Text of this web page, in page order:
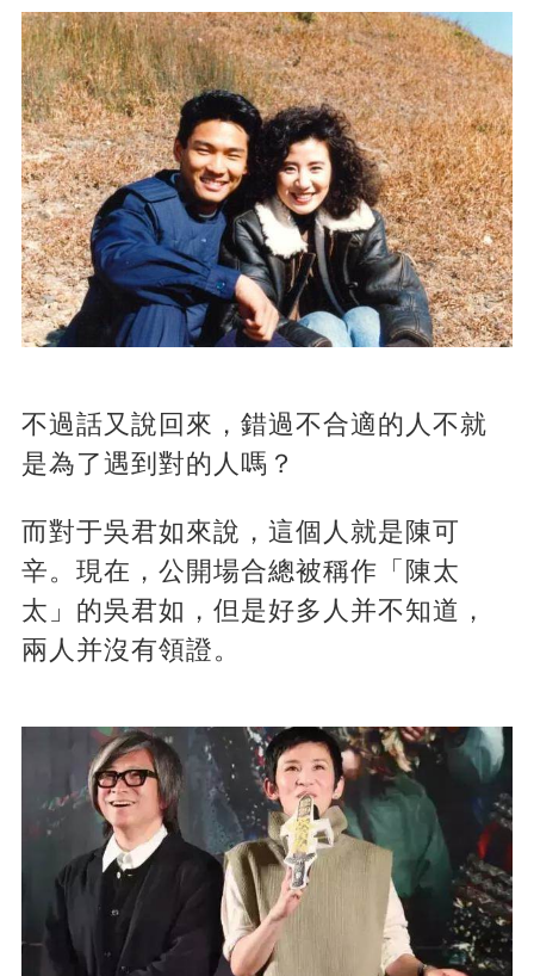
不過話又說回來，錯過不合適的人不就
是為了遇到對的人嗎？
而對于吳君如來說，這個人就是陳可
辛。現在，公開場合總被稱作「陳太
太」的吳君如，但是好多人并不知道，
兩人并沒有領證。